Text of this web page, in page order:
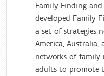
Family Finding and
developed Family
a set of strategies
America, Australia,
networks of family
adults to promote